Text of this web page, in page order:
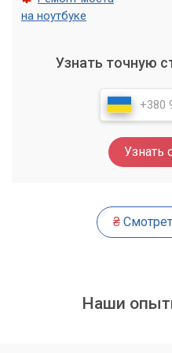
на ноутбуке
Узнать точную
Узнать
₴
Наши